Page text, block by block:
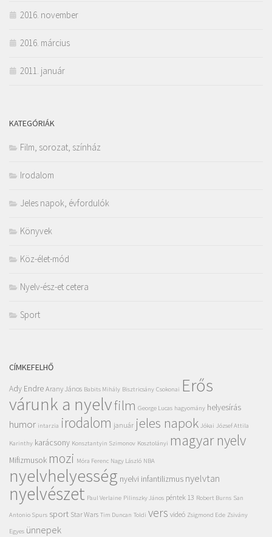
2016. november
2016. március
2011. január
KATEGÓRIÁK
Film, sorozat, színház
Irodalom
Jeles napok, évfordulók
Könyvek
Köz-élet-mód
Nyelv-ész-et cetera
Sport
CÍMKEFELHŐ
Ady Endre Arany János Babits Mihály Bisztricsány Csokonai Erős
várunk a nyelvfilm George Lucas hagyomány helyesírás
humor intarzia irodalom január jeles napok Jókai József Attila
Karinthy karácsony Konsztantyin Szimonov Kosztolányi magyar nyelv
Mifizmusok mozi Móra Ferenc Nagy László NBA
nyelvhelyesség nyelvi infantilizmus nyelvtan
nyelvészet Paul Verlaine Pilinszky János péntek 13 Robert Burns San
Antonio Spurs sport Star Wars Tim Duncan Toldi vers videó Zsigmond Ede Zsivány
Egyes ünnepek